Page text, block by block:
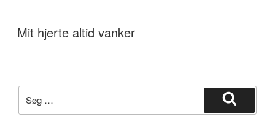
Mit hjerte altid vanker
efter:
Søg